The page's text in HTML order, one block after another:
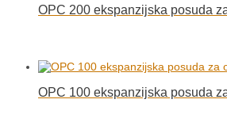
OPC 200 ekspanzijska posuda
OPC 100 ekspanzijska posuda